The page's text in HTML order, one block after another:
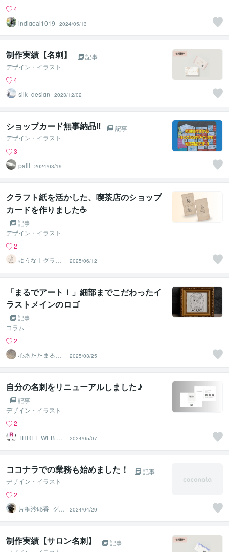
4
indigoai1019
2024/05/13
制作実績【名刺】
記事
デザイン・イラスト
4
silk_design
2023/12/02
ショップカード無事納品‼
記事
デザイン・イラスト
3
palll
2024/03/19
クラフト紙を活かした、喫茶店のショップ
カードを作りました☕️
記事
デザイン・イラスト
2
ゆうな｜グラフ
ィックデザイナ
ー
2025/06/12
「まるでアート！」細部までこだわったイ
ラストメインのロゴ
記事
コラム
2
心あたたまるデ
ザイン Riu
2025/03/25
自分の名刺をリニューアルしました♪
記事
デザイン・イラスト
2
THREE WEB FL
2024/05/07
ココナラでの業務も始めました！
記事
デザイン・イラスト
2
片桐沙耶香_グラ
フィックデザイ
ナー
2024/04/29
制作実績【サロン名刺】
記事